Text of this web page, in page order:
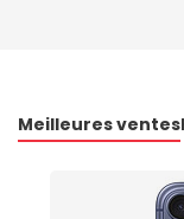
Meilleures ventes